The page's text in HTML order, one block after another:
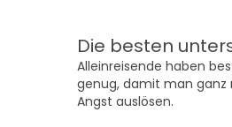
Die besten
Alleinreisende haben
genug, damit man ganz
Angst auslösen.